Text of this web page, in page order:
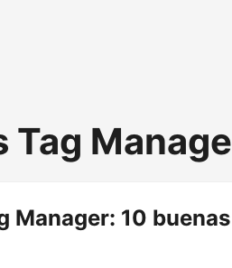
Tag
Manager: 10